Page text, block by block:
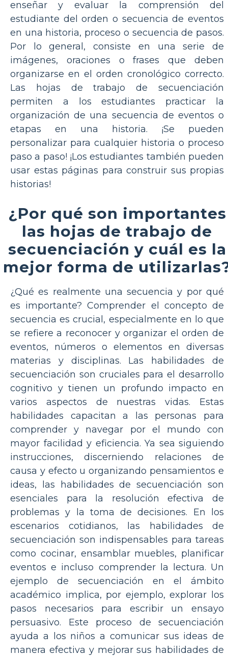
enseñar y evaluar la comprensión del
estudiante del orden o secuencia de eventos
en una historia, proceso o secuencia de pasos.
Por lo general, consiste en una serie de
imágenes, oraciones o frases que deben
organizarse en el orden cronológico correcto.
Las hojas de trabajo de secuenciación
permiten a los estudiantes practicar la
organización de una secuencia de eventos o
etapas en una historia. ¡Se pueden
personalizar para cualquier historia o proceso
paso a paso! ¡Los estudiantes también pueden
usar estas páginas para construir sus propias
historias!
¿Por qué son importantes
las hojas de trabajo de
secuenciación y cuál es la
mejor forma de
¿Qué es realmente una secuencia y por qué
es importante? Comprender el concepto de
secuencia es crucial, especialmente en lo que
se refiere a reconocer y organizar el orden de
eventos, números o elementos en diversas
materias y disciplinas. Las habilidades de
secuenciación son cruciales para el desarrollo
cognitivo y tienen un profundo impacto en
varios aspectos de nuestras vidas. Estas
habilidades capacitan a las personas para
comprender y navegar por el mundo con
mayor facilidad y eficiencia. Ya sea siguiendo
instrucciones, discerniendo relaciones de
causa y efecto u organizando pensamientos e
ideas, las habilidades de secuenciación son
esenciales para la resolución efectiva de
problemas y la toma de decisiones. En los
escenarios cotidianos, las habilidades de
secuenciación son indispensables para tareas
como cocinar, ensamblar muebles, planificar
eventos e incluso comprender la lectura. Un
ejemplo de secuenciación en el ámbito
académico implica, por ejemplo, explorar los
pasos necesarios para escribir un ensayo
persuasivo. Este proceso de secuenciación
ayuda a los niños a comunicar sus ideas de
manera efectiva y mejorar sus habilidades de